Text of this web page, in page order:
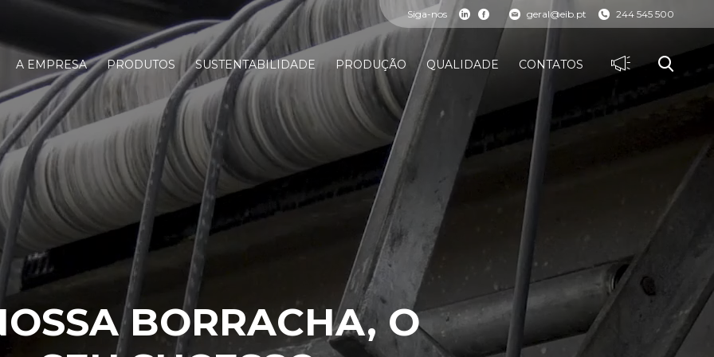
Siga-nos geral@eib.pt 244 545 500
A EMPRESA PRODUTOS SUSTENTABILIDADE PRODUÇÃO QUALIDADE CONTATOS
BORRACHA, O